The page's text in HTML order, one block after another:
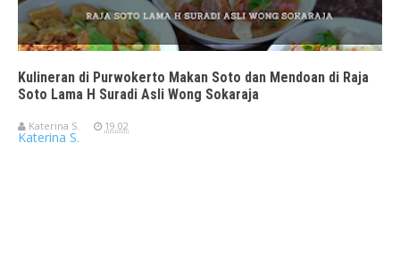
Kulineran di Purwokerto Makan Soto dan Mendoan di Raja
Soto Lama H Suradi Asli Wong Sokaraja
Katerina S. 19.02
Katerina S.